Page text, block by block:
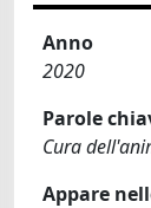
Anno
2020
Parole
Cura
Appare